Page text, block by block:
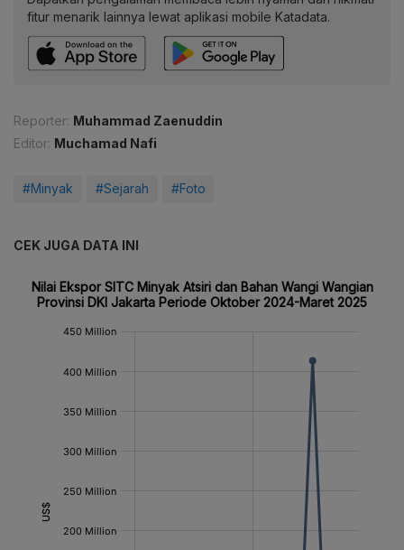
fitur menarik lainnya lewat aplikasi mobile Katadata.
Reporter: Muhammad Zaenuddin
Editor: Muchamad Nafi
#Minyak #Sejarah #Foto
CEK JUGA DATA INI